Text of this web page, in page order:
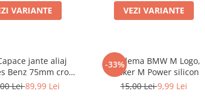
VARIANTE VEZI VARIANTE
jante aliaj
Benz 75mm crom
Lei89,99 Lei
-33%
Emblema BMW M Logo,
Sticker M Power silicon
15,00 Lei9,99 Lei